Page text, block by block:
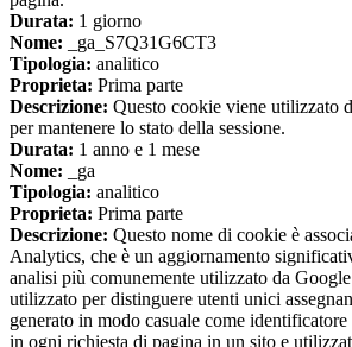
Durata: 1 giorno
Nome: _ga_S7Q31G6CT3
Tipologia: analitico
Proprieta: Prima parte
Descrizione: Questo cookie viene utilizzato
per mantenere lo stato della sessione.
Durata: 1 anno e 1 mese
Nome: _ga
Tipologia: analitico
Proprieta: Prima parte
Descrizione: Questo nome di cookie è
Analytics, che è un aggiornamento
analisi più comunemente utilizzato da
utilizzato per distinguere utenti unici
generato in modo casuale come
in ogni richiesta di pagina in un sito e